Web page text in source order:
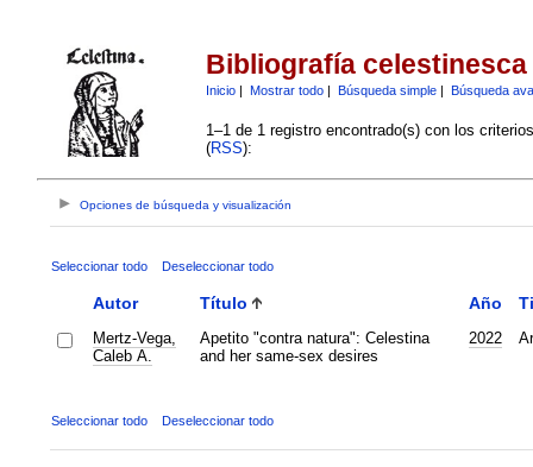
Bibliografía celestinesca
Inicio| Mostrar todo| Búsqueda simple| Búsqueda
1–1 de 1 registro encontrado(s) con los
(RSS):
Opciones de búsqueda y visualización
Seleccionar todo Deseleccionar todo
Autor Título Año
Mertz-Vega,
Caleb A.
Apetito "contra natura": Celestina
and her same-sex desires
2022
Seleccionar todo Deseleccionar todo